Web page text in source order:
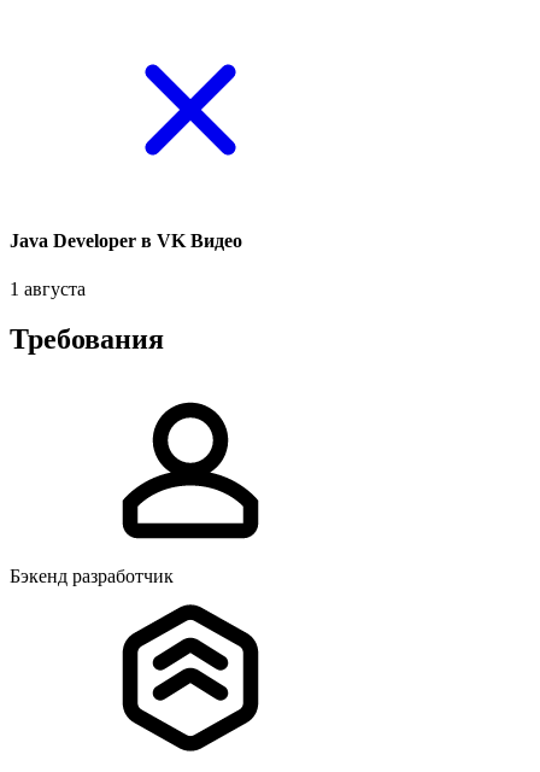
Java Developer в VK Видео
1 августа
Требования
Бэкенд разработчик